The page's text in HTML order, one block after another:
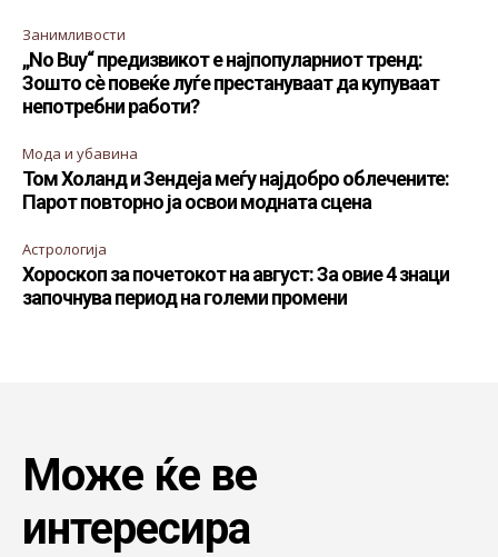
Занимливости
„No Buy“ предизвикот е најпопуларниот тренд:
Зошто сè повеќе луѓе престануваат да купуваат
непотребни работи?
Мода и убавина
Том Холанд и Зендеја меѓу најдобро облечените:
Парот повторно ја освои модната сцена
Астрологија
Хороскоп за почетокот на август: За овие 4 знаци
започнува период на големи промени
Може ќе ве
интересира